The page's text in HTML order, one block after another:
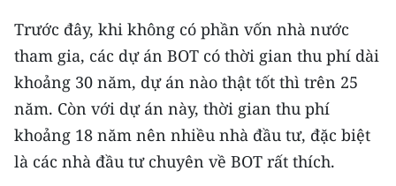
Trước đây, khi không có phần vốn nhà nước
tham gia, các dự án BOT có thời gian thu phí dài
khoảng 30 năm, dự án nào thật tốt thì trên 25
năm. Còn với dự án này, thời gian thu phí
khoảng 18 năm nên nhiều nhà đầu tư, đặc biệt
là các nhà đầu tư chuyên về BOT rất thích.